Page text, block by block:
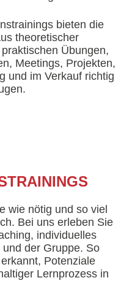
bieten die
theoretischer
Übungen,
Meetings, Projekten,
und im Verkauf richtig
wie nötig und so viel
Bei uns erleben Sie
individuelles
der Gruppe. So
Potenziale
Lernprozess in